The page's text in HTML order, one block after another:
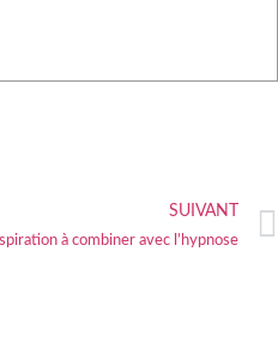
SUIVANT
à combiner avec l’hypnose